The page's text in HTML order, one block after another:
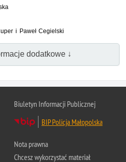
i Paweł Cegielski
dodatkowe ↓
Biuletyn Informacji Publicznej
BIP Policja Małopolska
Nota prawna
Chcesz wykorzystać materiał